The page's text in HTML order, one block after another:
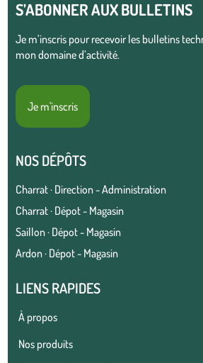
S’ABONNER AUX BULLETINS
Je m’inscris pour recevoir les bulletins
mon domaine d’activité.
Je m'inscris
NOS DÉPÔTS
Charrat · Direction - Administration
Charrat · Dépot - Magasin
Saillon · Dépot - Magasin
Ardon · Dépot - Magasin
LIENS RAPIDES
À propos
Nos produits